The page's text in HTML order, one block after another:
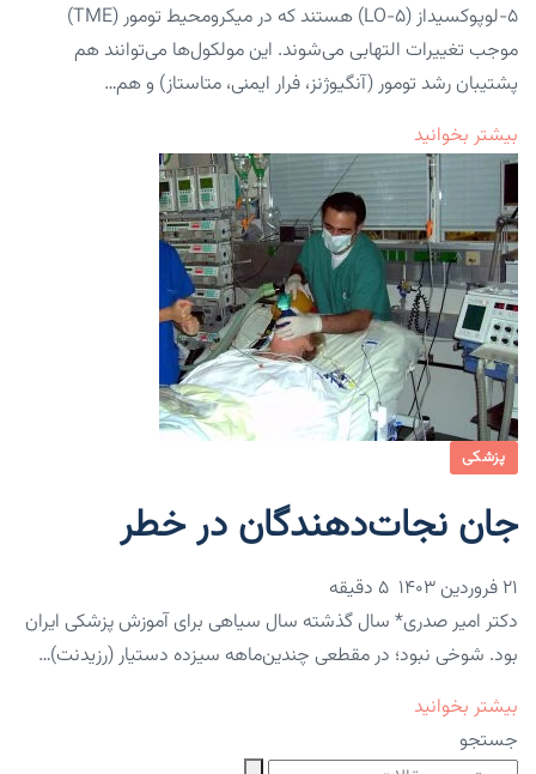
۵-لوپوکسیداز (۵-LO) هستند که در میکرومحیط تومور (TME)
موجب تغییرات التهابی می‌شوند. این مولکول‌ها می‌توانند هم
پشتیبان رشد تومور (آنگیوژنز، فرار ایمنی، متاستاز) و هم…
بیشتر بخوانید
پزشکی
جان نجات‌دهندگان در خطر
۲۱ فروردین ۱۴۰۳
دکتر امیر صدری* سال گذشته سال سیاهی برای آموزش پزشکی ایران
بود. شوخی نبود؛ در مقطعی چندین‌ماهه سیزده دستیار (رزیدنت)…
بیشتر بخوانید
جستجو